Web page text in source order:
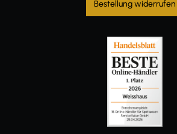
Bestellung widerrufen